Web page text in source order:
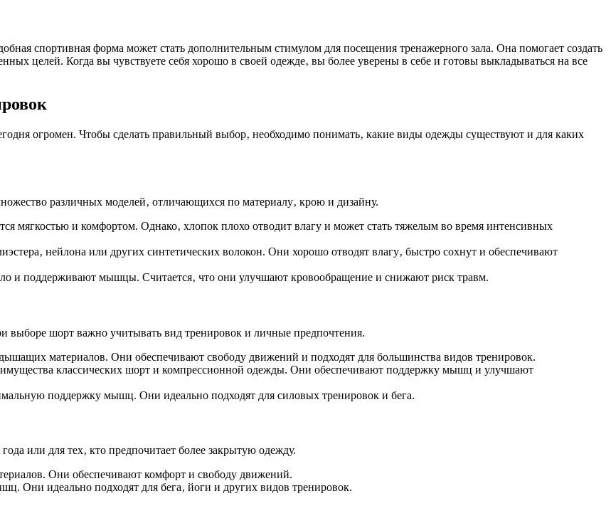
спортивная форма может стать дополнительным стимулом для посещения тренажерного зала. Она помогает создать
целей. Когда вы чувствуете себя хорошо в своей одежде‚ вы более уверены в себе и готовы выкладываться на все
огромен. Чтобы сделать правильный выбор‚ необходимо понимать‚ какие виды одежды существуют и для каких
различных моделей‚ отличающихся по материалу‚ крою и дизайну.
мягкостью и комфортом. Однако‚ хлопок плохо отводит влагу и может стать тяжелым во время интенсивных
нейлона или других синтетических волокон. Они хорошо отводят влагу‚ быстро сохнут и обеспечивают
и поддерживают мышцы. Считается‚ что они улучшают кровообращение и снижают риск травм.
шорт важно учитывать вид тренировок и личные предпочтения.
материалов. Они обеспечивают свободу движений и подходят для большинства видов тренировок.
классических шорт и компрессионной одежды. Они обеспечивают поддержку мышц и улучшают
поддержку мышц. Они идеально подходят для силовых тренировок и бега.
или для тех‚ кто предпочитает более закрытую одежду.
Они обеспечивают комфорт и свободу движений.
Они идеально подходят для бега‚ йоги и других видов тренировок.